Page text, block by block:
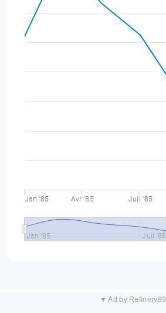
Jan '85 Avr '85 Juil '85
Jan '85 Juil '85
▼ Ad by Refinery89